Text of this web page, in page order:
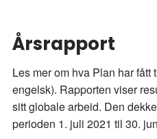
Årsrapport
Les mer om hva Plan har
engelsk). Rapporten viser
sitt globale arbeid. Den
perioden 1. juli 2021 til 30.